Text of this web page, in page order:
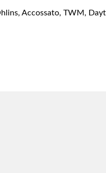
Accossato, TWM,